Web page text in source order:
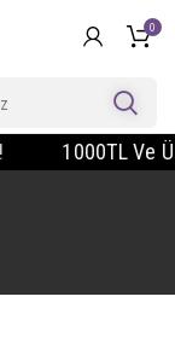
0
1000TL Ve Üzeri